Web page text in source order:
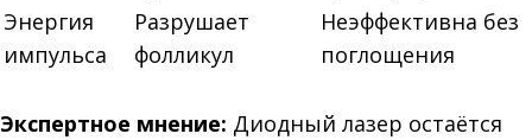
Энергия
импульса
Разрушает
фолликул
Неэффективна без
поглощения
Экспертное мнение: Диодный лазер остаётся